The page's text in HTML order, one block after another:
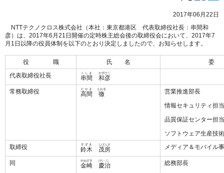
2017年06月22日
NTTテクノクロス株式会社（本社：東京都港区 代表取締役社長：串間和
彦）は、2017年6月21日開催の定時株主総会後の取締役会において、2017年7
月1日以降の役員体制を以下のとおり決定しましたので、お知らせします。
役 職 氏 名
委
代表取締役社長
串間
くしま
和彦
かずひこ
常務取締役 高間
たかま
徹
とおる
営業推進部長
情報セキュリティ担
品質保証センター担当
ソフトウェア生産技
取締役
鈴木
すずき
茂房
しげふさ メディア＆モバイル
同 金崎
かねざき
慶
けい
治
じ
総務部長